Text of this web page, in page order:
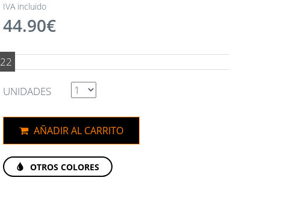
IVA incluido
44.90€
22
UNIDADES
AÑADIR AL CARRITO
OTROS COLORES